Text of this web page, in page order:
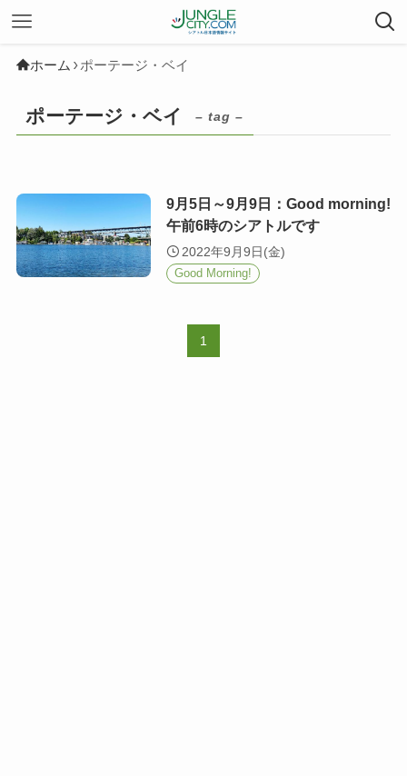
ホーム ポーテージ・ベイ
ポーテージ・ベイ – tag –
9月5日～9月9日：Good morning!
午前6時のシアトルです
2022年9月9日(金)
Good Morning!
1